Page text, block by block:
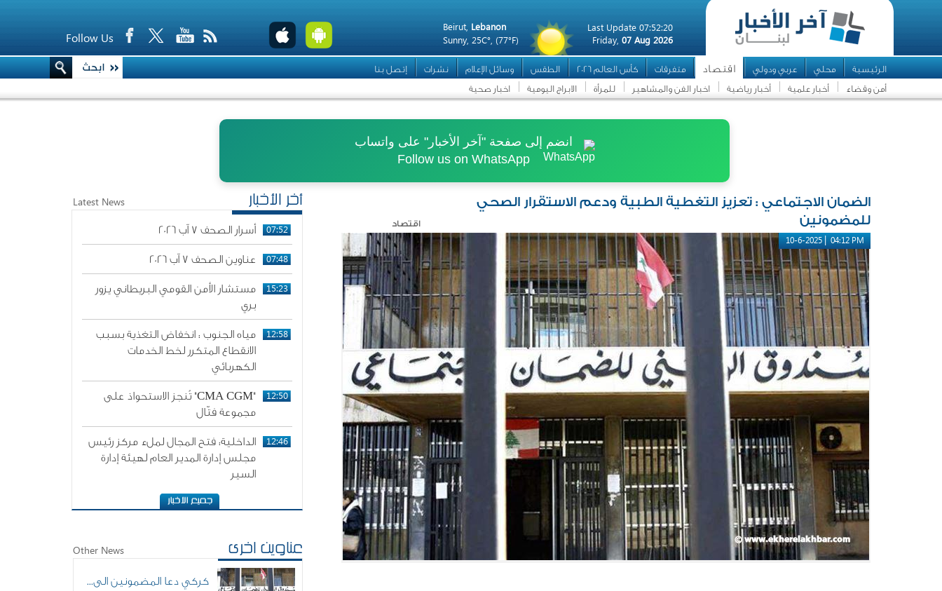
Last Update 07:52:20
Friday, 07 Aug 2026
Beirut, Lebanon
Sunny, 25C°, (77°F)
Follow Us
الرئيسية محلي عربي ودولي اقتصاد متفرقات كأس العالم 2026 الطقس وسائل الإعلام نشرات
إتصل بنا
أمن وقضاء
أخبار علمية أخبار رياضية اخبار الفن والمشاهير للمرأة الابراج اليومية اخبار صحية
انضم إلى صفحة "آخر الأخبار" على واتساب
Follow us on WhatsApp
الضمان الاجتماعي : تعزيز التغطية الطبية ودعم الاستقرار الصحي
للمضمونين
اقتصاد
10-6-2025 | 04:12 PM
أخر الأخبار Latest News
07:52 أسرار الصحف 7 آب 2026
07:48 عناوين الصحف 7 آب 2026
15:23
مستشار الأمن القومي البريطاني يزور
بري
12:58
مياه الجنوب : انخفاض التغذية بسبب
الانقطاع المتكرر لخط الخدمات
الكهربائي
12:50
"CMA CGM" تُنجز الاستحواذ على
مجموعة فتّال
12:46
الداخلية: فتح المجال لملء مركز رئيس
مجلس إدارة المدير العام لهيئة إدارة
السير
عناوين اخرى Other News
كركي دعا المضمونين الى...